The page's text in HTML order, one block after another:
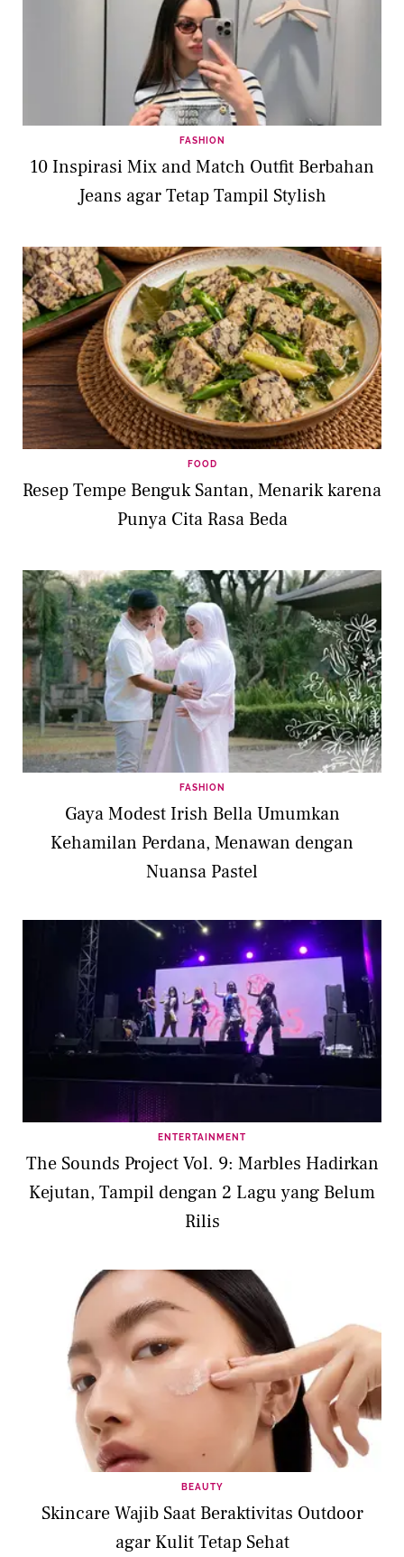
FASHION
10 Inspirasi Mix and Match Outfit Berbahan
Jeans agar Tetap Tampil Stylish
FOOD
Resep Tempe Benguk Santan, Menarik karena
Punya Cita Rasa Beda
FASHION
Gaya Modest Irish Bella Umumkan
Kehamilan Perdana, Menawan dengan
Nuansa Pastel
ENTERTAINMENT
The Sounds Project Vol. 9: Marbles Hadirkan
Kejutan, Tampil dengan 2 Lagu yang Belum
Rilis
BEAUTY
Skincare Wajib Saat Beraktivitas Outdoor
agar Kulit Tetap Sehat